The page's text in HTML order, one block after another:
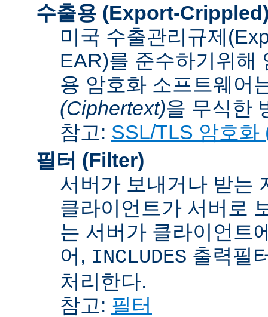
수출용 (Export-
미국 수출관리규제
EAR)를 준수하기위해
용 암호화 소프트웨어
(Ciphertext)을 무식한
참고: SSL/TLS 암호화
필터 (Filter)
서버가 보내거나 받는
클라이언트가 서버로
는 서버가 클라이언트
어, INCLUDES 출력필
처리한다.
참고: 필터